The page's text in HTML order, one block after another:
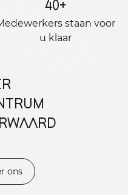
40+
staan ​​voor
u klaar
ons